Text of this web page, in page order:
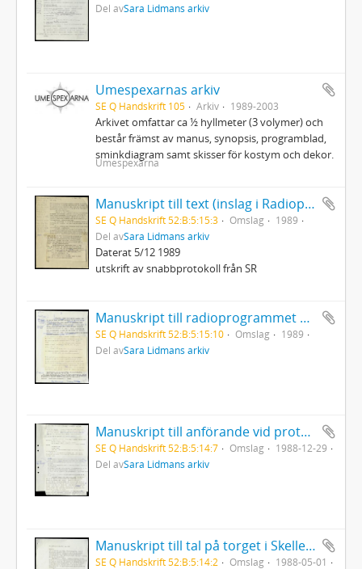
Del avSara Lidmans arkiv
Umespexarnas arkiv
SE Q Handskrift 105 Arkiv 1989-2003
Arkivet omfattar ca ½ hyllmeter (3 volymer) och
består främst av manus, synopsis, programblad,
sminkdiagram samt skisser för kostym och dekor.
Umespexarna
Manuskript till text (inslag i Radioprogrammet OBS?)
SE Q Handskrift 52:B:5:15:3 Omslag
1989
Del avSara Lidmans arkiv
Daterat 5/12 1989
utskrift av snabbprotokoll från SR
Manuskript till radioprogrammet Sommar
SE Q Handskrift 52:B:5:15:10 Omslag
1989
Del avSara Lidmans arkiv
Manuskript till anförande vid protestmöte om järnvägen i Arvidsjaur
SE Q Handskrift 52:B:5:14:7 Omslag
1988-12-29
Del avSara Lidmans arkiv
Manuskript till tal på torget i Skellefteå för VPK
SE Q Handskrift 52:B:5:14:2 Omslag
1988-05-01